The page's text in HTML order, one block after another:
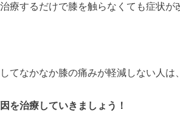
療するだけで膝を触らなくても症状が
てなかなか膝の痛みが軽減しない人は
を治療していきましょう！